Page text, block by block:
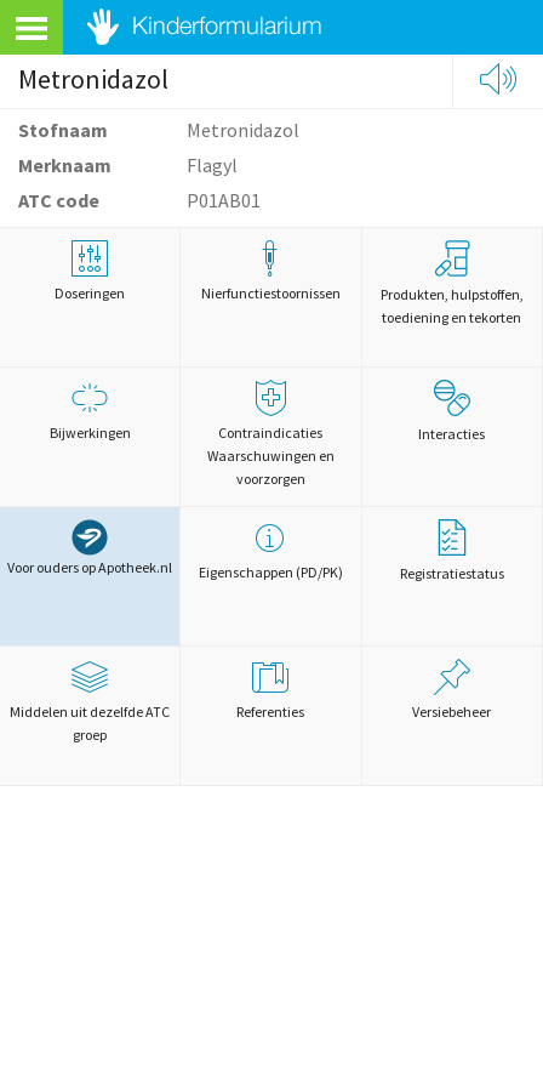
Metronidazol
Stofnaam
Metronidazol
Merknaam
Flagyl
ATC code
P01AB01
Doseringen Nierfunctiestoornissen
Produkten, hulpstoffen,
toediening en tekorten
Bijwerkingen
Contraindicaties
Waarschuwingen en
voorzorgen
Interacties
Voor ouders op Apotheek.nl Eigenschappen (PD/PK) Registratiestatus
Middelen uit dezelfde ATC
groep
Referenties Versiebeheer